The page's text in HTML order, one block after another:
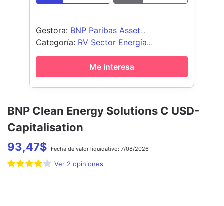
BNP Clean Energy Solutions C USD-
Capitalisation
93,47$ Fecha de valor liquidativo: 7/08/2026
Ver 2 opiniones
Gestora: BNP Paribas Asset
Management Luxembourg
Categoría: RV Sector Energía
Alternativa
Me interesa